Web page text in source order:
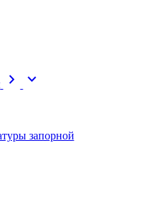
chevron_right expand_more
запорной